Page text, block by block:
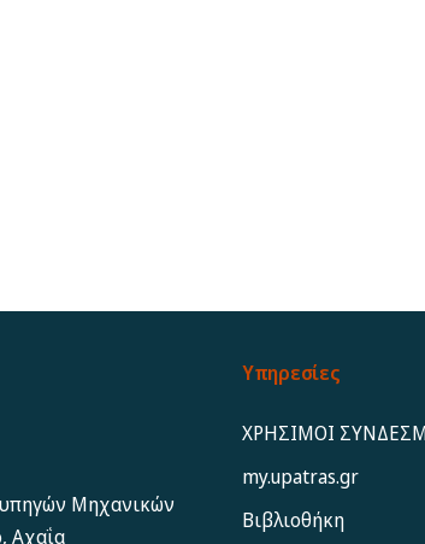
Μηχανικών
Αχαΐα
Υπηρεσίες
ΧΡΗΣΙΜΟΙ
my.upatras.gr
Βιβλιοθήκη